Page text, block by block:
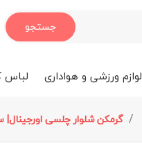
جستجو
لوازم ورزشی و هواداری لباس
گرمکن شلوار چلسی